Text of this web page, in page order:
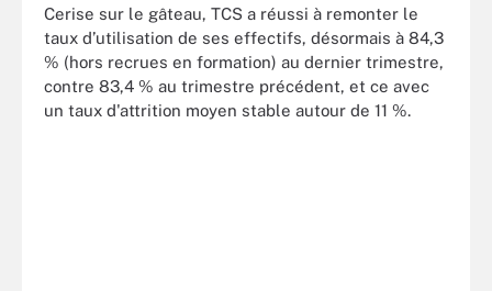
Cerise sur le gâteau, TCS a réussi à remonter le
taux d’utilisation de ses effectifs, désormais à 84,3
% (hors recrues en formation) au dernier trimestre,
contre 83,4 % au trimestre précédent, et ce avec
un taux d'attrition moyen stable autour de 11 %.